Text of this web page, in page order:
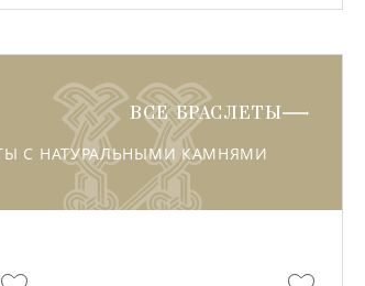
С НАТУРАЛЬНЫМИ КАМНЯМИ
ВСЕ БРАСЛЕТЫ